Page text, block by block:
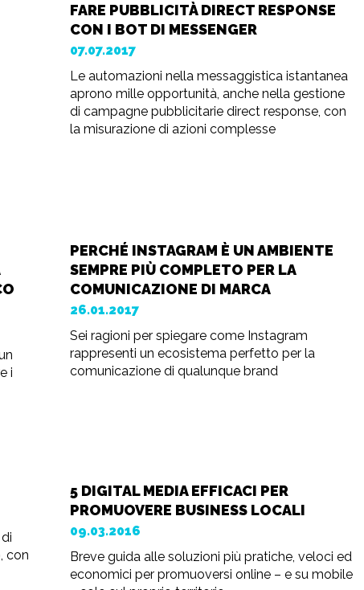
FARE PUBBLICITÀ DIRECT RESPONSE
CON I BOT DI MESSENGER
07.07.2017
Le automazioni nella messaggistica istantanea
aprono mille opportunità, anche nella gestione
di campagne pubblicitarie direct response, con
la misurazione di azioni complesse
i
PERCHÉ INSTAGRAM È UN AMBIENTE
SEMPRE PIÙ COMPLETO PER LA
COMUNICAZIONE DI MARCA
26.01.2017
Sei ragioni per spiegare come Instagram
rappresenti un ecosistema perfetto per la
comunicazione di qualunque brand
con
5 DIGITAL MEDIA EFFICACI PER
PROMUOVERE BUSINESS LOCALI
09.03.2016
Breve guida alle soluzioni più pratiche, veloci ed
economici per promuoversi online – e su mobile